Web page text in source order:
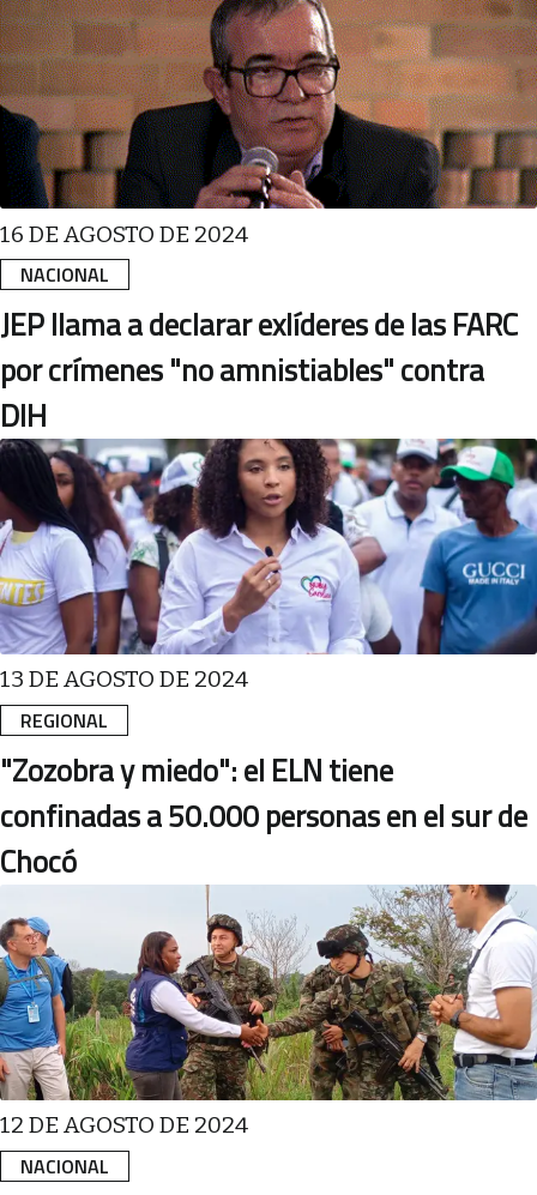
NACIONAL
16 DE AGOSTO DE 2024
JEP llama a declarar exlíderes de las FARC
por crímenes "no amnistiables" contra
DIH
REGIONAL
13 DE AGOSTO DE 2024
"Zozobra y miedo": el ELN tiene
confinadas a 50.000 personas en el sur de
Chocó
NACIONAL
12 DE AGOSTO DE 2024